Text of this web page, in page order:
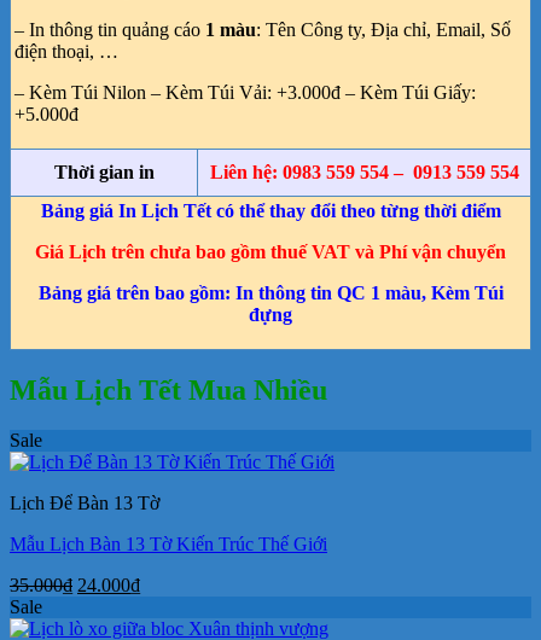
– In thông tin quảng cáo 1 màu: Tên Công ty, Địa chỉ, Email, Số
điện thoại, …
– Kèm Túi Nilon – Kèm Túi Vải: +3.000đ – Kèm Túi Giấy:
+5.000đ
Thời gian in
Liên hệ: 0983 559 554 – 0913 559 554
Bảng giá In Lịch Tết có thể thay đổi theo từng thời điểm
Giá Lịch trên chưa bao gồm thuế VAT và Phí vận chuyển
Bảng giá trên bao gồm: In thông tin QC 1 màu, Kèm Túi
đựng
Mẫu Lịch Tết Mua Nhiều
Sale
Lịch Để Bàn 13 Tờ
Mẫu Lịch Bàn 13 Tờ Kiến Trúc Thế Giới
35.000₫ Giá
là:
24.000₫Giá
tại
Sale